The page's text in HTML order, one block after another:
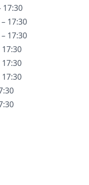
17:30
17:30
17:30